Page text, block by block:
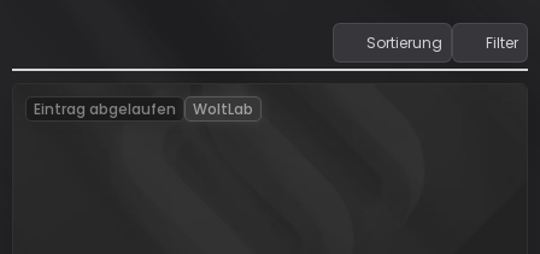
Sortierung Filter
Eintrag abgelaufen WoltLab